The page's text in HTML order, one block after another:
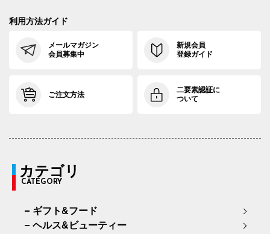
利用方法ガイド
メールマガジン
会員募集中
新規会員
登録ガイド
ご注文方法
二要素認証に
ついて
カテゴリ
CATEGORY
ギフト&フード
ヘルス&ビューティー